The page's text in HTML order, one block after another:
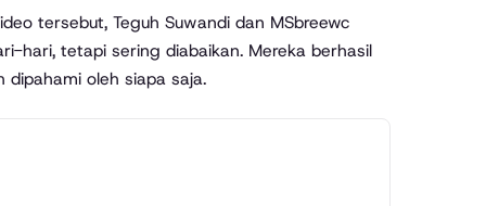
tersebut, Teguh Suwandi dan MSbreewc
hari, tetapi sering diabaikan. Mereka berhasil
oleh siapa saja.